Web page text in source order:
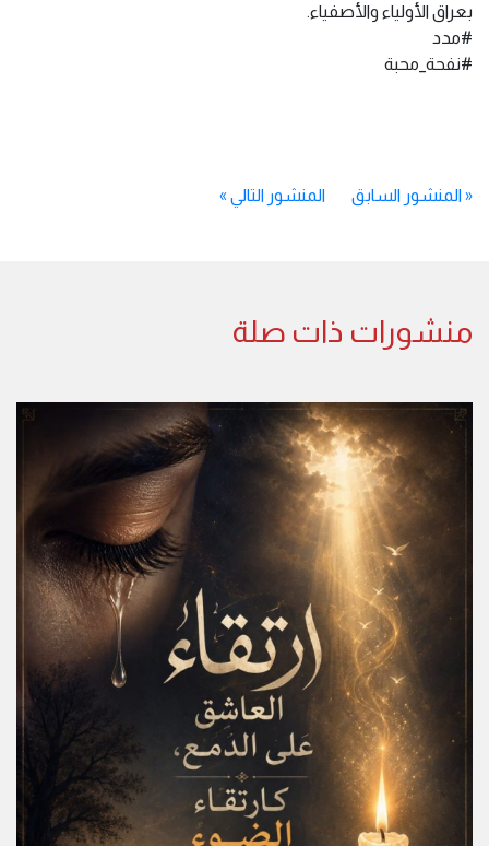
بعراق الأولياء والأصفياء.
#مدد
#نفحة_محبة
«المنشور السابق المنشور التالي »
منشورات ذات صلة